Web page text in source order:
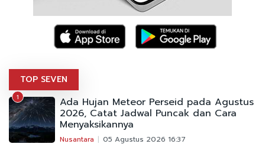
TOP SEVEN
1 Ada Hujan Meteor Perseid pada Agustus
2026, Catat Jadwal Puncak dan Cara
Menyaksikannya
Nusantara 05 Agustus 2026 16:37